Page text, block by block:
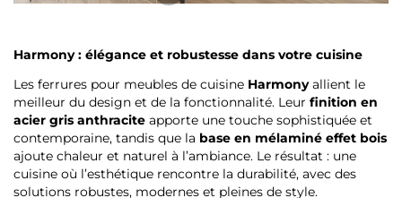
Harmony : élégance et robustesse dans votre cuisine
Les ferrures pour meubles de cuisine Harmonyallient le
meilleur du design et de la fonctionnalité. Leur finition en
acier gris anthracite apporte une touche sophistiquée et
contemporaine, tandis que la base en mélaminé effet bois
ajoute chaleur et naturel à l’ambiance. Le résultat : une
cuisine où l’esthétique rencontre la durabilité, avec des
solutions robustes, modernes et pleines de style.